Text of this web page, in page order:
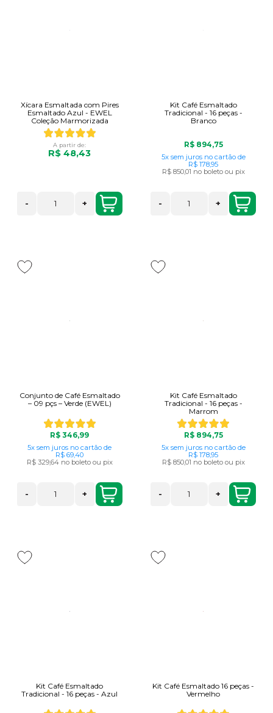
Xícara Esmaltada com Pires
Esmaltado Azul - EWEL
Coleção Marmorizada
A partir de:
R$ 48,43
- +
Kit Café Esmaltado
Tradicional - 16 peças -
Branco
R$ 894,75
5x sem juros no cartãode
R$ 178,95
R$ 850,01 no boleto ou pix
- +
Conjunto de Café Esmaltado
– 09 pçs – Verde (EWEL)
R$ 346,99
5x sem juros no cartão de
R$ 69,40
R$ 329,64 no boleto ou pix
- +
Kit Café Esmaltado
Tradicional - 16 peças -
Marrom
R$ 894,75
5x sem juros no cartãode
R$ 178,95
R$ 850,01 no boleto ou pix
- +
Kit Café Esmaltado
Tradicional - 16 peças - Azul
Kit Café Esmaltado 16 peças -
Vermelho